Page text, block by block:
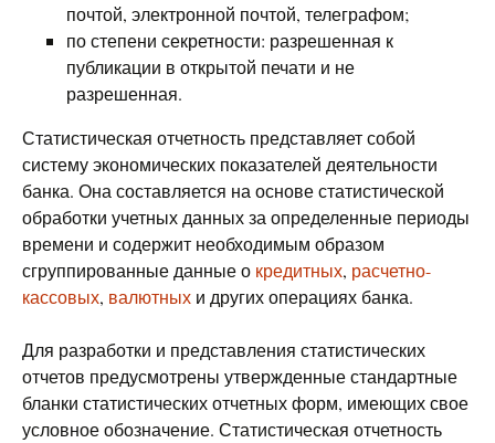
почтой, электронной почтой, телеграфом;
по степени секретности: разрешенная к
публикации в открытой печати и не
разрешенная.
Статистическая отчетность представляет собой
систему экономических показателей деятельности
банка. Она составляется на основе статистической
обработки учетных данных за определенные периоды
времени и содержит необходимым образом
сгруппированные данные о кредитных, расчетно-
кассовых, валютных и других операциях банка.
Для разработки и представления статистических
отчетов предусмотрены утвержденные стандартные
бланки статистических отчетных форм, имеющих свое
условное обозначение. Статистическая отчетность